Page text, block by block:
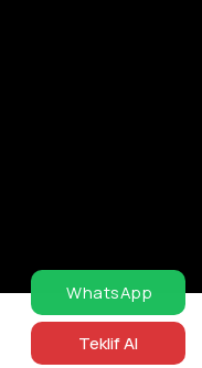
Teklif Al
WhatsApp